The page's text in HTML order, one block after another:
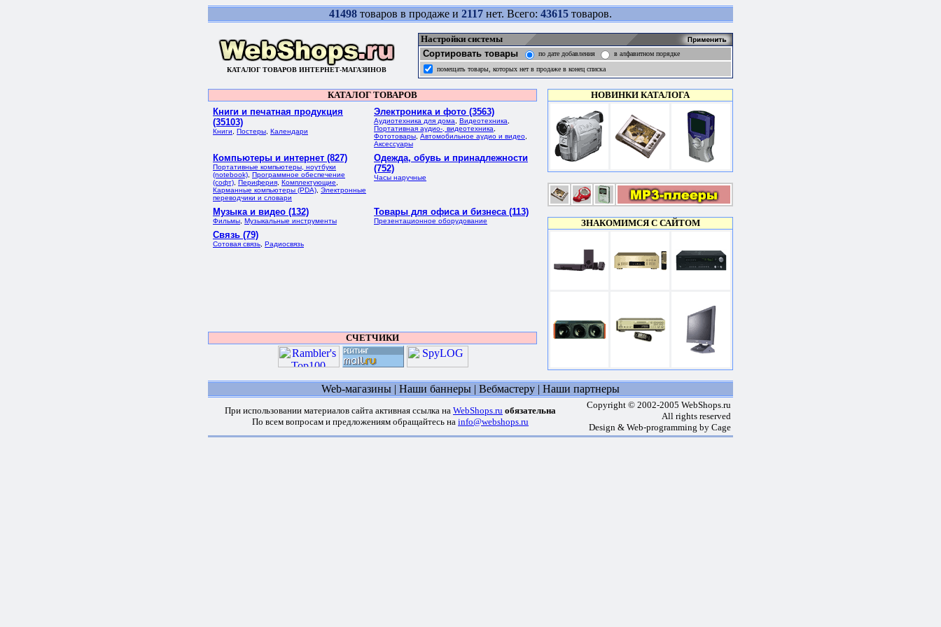
41498 товаров в продаже и 2117 нет. Всего: 43615 товаров.
КАТАЛОГ ТОВАРОВ ИНТЕРНЕТ-МАГАЗИНОВ
Настройки системы
Сортировать товары
по дате добавления
в алфавитном порядке
помещать товары, которых нет в продаже в конец списка
КАТАЛОГ ТОВАРОВ
Книги и печатная продукция
(35103)
Книги Постеры Календари
Электроника и фото (3563)
Аудиотехника для дома Видеотехника
Портативная аудио-, видеотехника
Фототовары Автомобильное аудио и видео
Аксессуары
Компьютеры и интернет (827)
Портативные компьютеры, ноутбуки
(notebook) Программное обеспечение
(софт) Периферия Комплектующие
Карманные компьютеры (PDA) Электронные
переводчики и словари
Одежда, обувь и принадлежности
(752)
Часы наручные
Музыка и видео (132)
Фильмы Музыкальные инструменты
Товары для офиса и бизнеса (113)
Презентационное оборудование
Связь (79)
Сотовая связь Радиосвязь
НОВИНКИ КАТАЛОГА
ЗНАКОМИМСЯ С САЙТОМ
СЧЕТЧИКИ
Web-магазины | Наши баннеры | Вебмастеру | Наши партнеры
При использовании материалов сайта активная ссылка на WebShops.ru обязательна
По всем вопросам и предложениям обращайтесь на info@webshops.ru
Copyright © 2002-2005 WebShops.ru
All rights reserved
Design & Web-programming by Cage